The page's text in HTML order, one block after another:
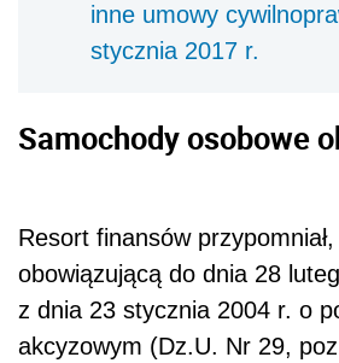
inne umowy
stycznia 2017 r.
Samochody osobowe
Resort finansów
obowiązującą do dnia 28
z dnia 23 stycznia 2004 r. o
akcyzowym (Dz.U. Nr 29,